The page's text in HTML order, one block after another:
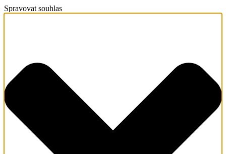
Spravovat souhlas